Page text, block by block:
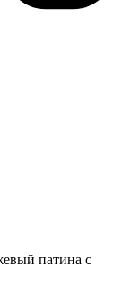
патина с